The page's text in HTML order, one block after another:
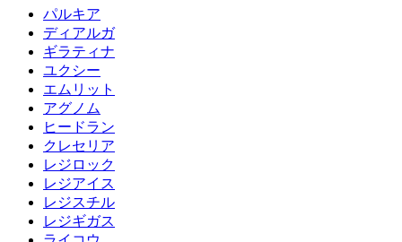
パルキア
ディアルガ
ギラティナ
ユクシー
エムリット
アグノム
ヒードラン
クレセリア
レジロック
レジアイス
レジスチル
レジギガス